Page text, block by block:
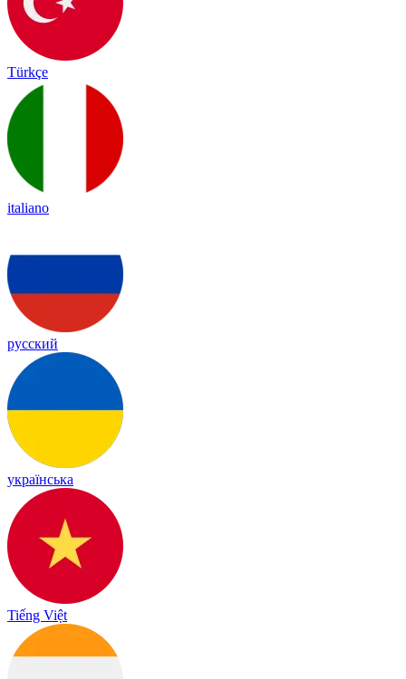
Türkçe
italiano
русский
українська
Tiếng Việt